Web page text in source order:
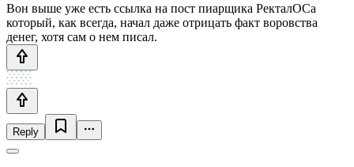
Вон выше уже есть ссылка на пост пиарщика РекталОСа
который, как всегда, начал даже отрицать факт воровства
денег, хотя сам о нем писал.
Reply